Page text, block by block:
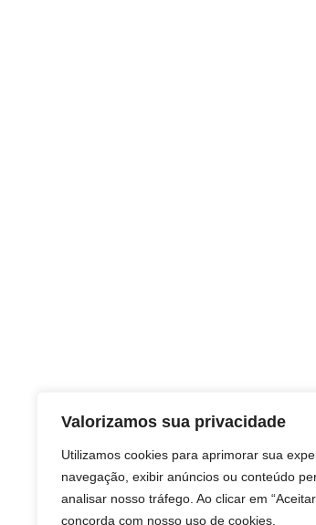
Valorizamos sua privacidade
Utilizamos cookies para aprimorar sua
navegação, exibir anúncios ou conteúdo
analisar nosso tráfego. Ao clicar em
concorda com nosso uso de cookies.